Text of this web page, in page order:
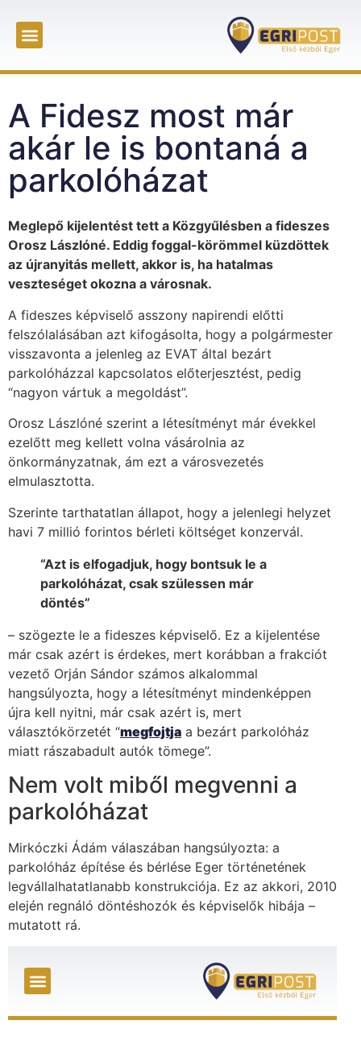
A Fidesz most már
akár le is bontaná a
parkolóházat
Meglepő kijelentést tett a Közgyűlésben a fideszes
Orosz Lászlóné. Eddig foggal-körömmel küzdöttek
az újranyitás mellett, akkor is, ha hatalmas
veszteséget okozna a városnak.
A fideszes képviselő asszony napirendi előtti
felszólalásában azt kifogásolta, hogy a polgármester
visszavonta a jelenleg az EVAT által bezárt
parkolóházzal kapcsolatos előterjesztést, pedig
“nagyon vártuk a megoldást”.
Orosz Lászlóné szerint a létesítményt már évekkel
ezelőtt meg kellett volna vásárolnia az
önkormányzatnak, ám ezt a városvezetés
elmulasztotta.
Szerinte tarthatatlan állapot, hogy a jelenlegi helyzet
havi 7 millió forintos bérleti költséget konzervál.
“Azt is elfogadjuk, hogy bontsuk le a
parkolóházat, csak szülessen már
döntés”
– szögezte le a fideszes képviselő. Ez a kijelentése
már csak azért is érdekes, mert korábban a frakciót
vezető Orján Sándor számos alkalommal
hangsúlyozta, hogy a létesítményt mindenképpen
újra kell nyitni, már csak azért is, mert
választókörzetét “megfojtja a bezárt parkolóház
miatt rászabadult autók tömege”.
Nem volt miből megvenni a
parkolóházat
Mirkóczki Ádám válaszában hangsúlyozta: a
parkolóház építése és bérlése Eger történetének
legvállalhatatlanabb konstrukciója. Ez az akkori, 2010
elején regnáló döntéshozók és képviselők hibája –
mutatott rá.